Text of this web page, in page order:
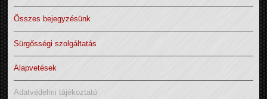
Összes bejegyzésünk
Sürgősségi szolgáltatás
Alapvetések
Adatvédelmi tájékoztató